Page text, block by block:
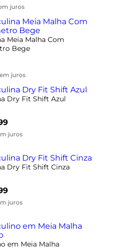
juros
Meia Malha Com
Bege
juros
Dry Fit Shift Azul
juros
Dry Fit Shift Cinza
juros
em Meia Malha